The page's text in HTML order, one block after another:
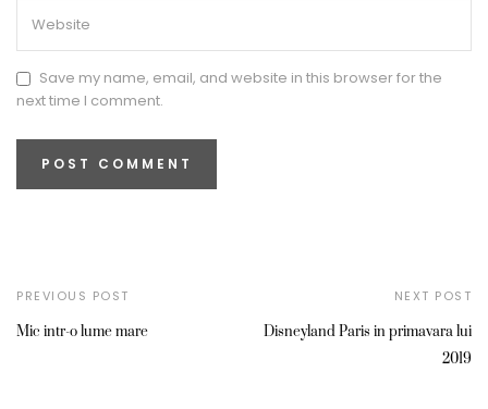
Save my name, email, and website in this browser for the
next time I comment.
PREVIOUS POST
Mic intr-o lume mare
NEXT POST
Disneyland Paris in primavara lui
2019